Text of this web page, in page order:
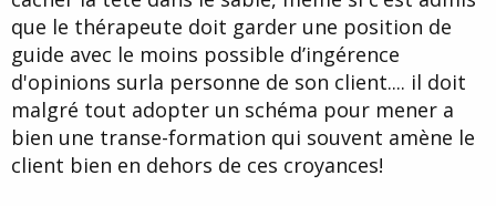
que le thérapeute doit garder une position de
guide avec le moins possible d’ingérence
d'opinions surla personne de son client.... il doit
malgré tout adopter un schéma pour mener a
bien une transe-formation qui souvent amène le
client bien en dehors de ces croyances!